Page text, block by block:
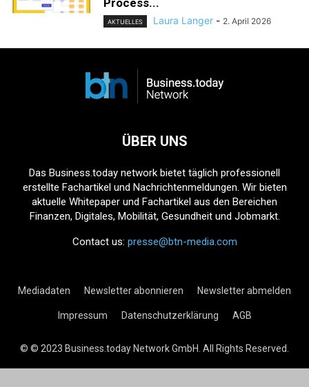
Process...
AKTUELLES Laura Langer - 2. April 2026
ÜBER UNS
Das Business.today network bietet täglich professionell
erstellte Fachartikel und Nachrichtenmeldungen. Wir bieten
aktuelle Whitepaper und Fachartikel aus den Bereichen
Finanzen, Digitales, Mobilität, Gesundheit und Jobmarkt.
Contact us: presse@btn-media.com
Mediadaten Newsletter abonnieren Newsletter abmelden
Impressum Datenschutzerklärung AGB
© © 2023 Business.today Network GmbH. All Rights Reserved.